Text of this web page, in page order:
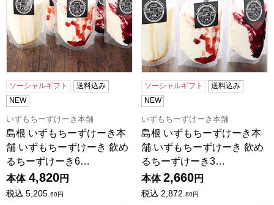
ソーシャルギフト
送料込み
NEW
いずもちーずけーき本舗
島根 いずもちーずけーき本
舗 いずもちーずけーき 飲め
るちーずけーき6…
本体 4,820円
税込 5,205.60円
ソーシャルギフト
送料込み
NEW
いずもちーずけーき本舗
島根 いずもちーずけーき本
舗 いずもちーずけーき 飲め
るちーずけーき3…
本体 2,660円
税込 2,872.80円